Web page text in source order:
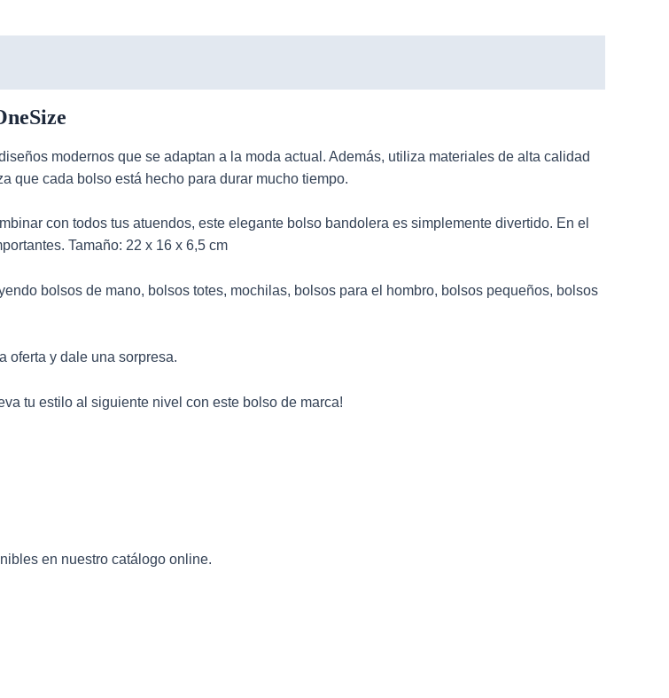
modernos que se adaptan a la moda actual. Además, utiliza materiales de alta calidad
que cada bolso está hecho para durar mucho tiempo.
con todos tus atuendos, este elegante bolso bandolera es simplemente divertido. En el
Tamaño: 22 x 16 x 6,5 cm
bolsos de mano, bolsos totes, mochilas, bolsos para el hombro, bolsos pequeños, bolsos
oferta y dale una sorpresa.
tu estilo al siguiente nivel con este bolso de marca!
en nuestro catálogo online.